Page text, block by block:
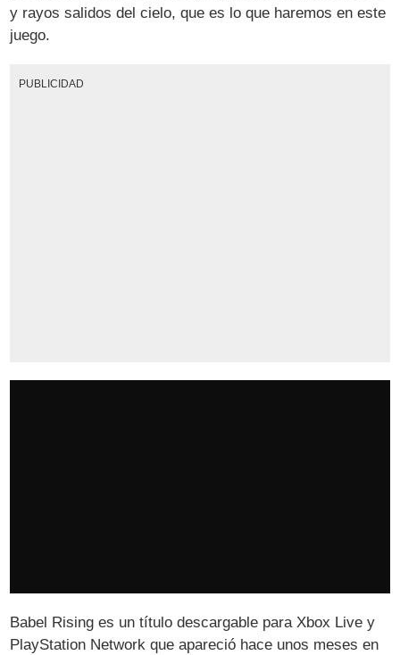
y rayos salidos del cielo, que es lo que haremos en este
juego.
PUBLICIDAD
Babel Rising es un título descargable para Xbox Live y
PlayStation Network que apareció hace unos meses en